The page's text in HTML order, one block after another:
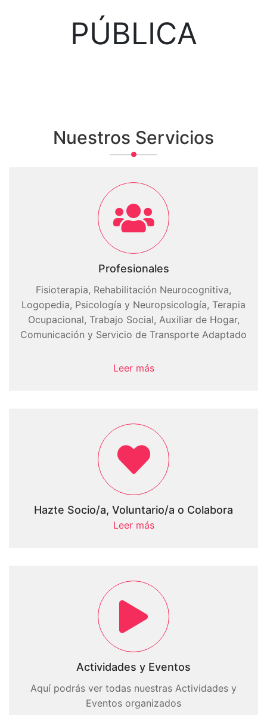
PÚBLICA
Nuestros Servicios
Profesionales
Fisioterapia, Rehabilitación Neurocognitiva,
Logopedia, Psicología y Neuropsicología, Terapia
Ocupacional, Trabajo Social, Auxiliar de Hogar,
Comunicación y Servicio de Transporte Adaptado
Leer más
Hazte Socio/a, Voluntario/a o Colabora
Leer más
Actividades y Eventos
Aquí podrás ver todas nuestras Actividades y
Eventos organizados